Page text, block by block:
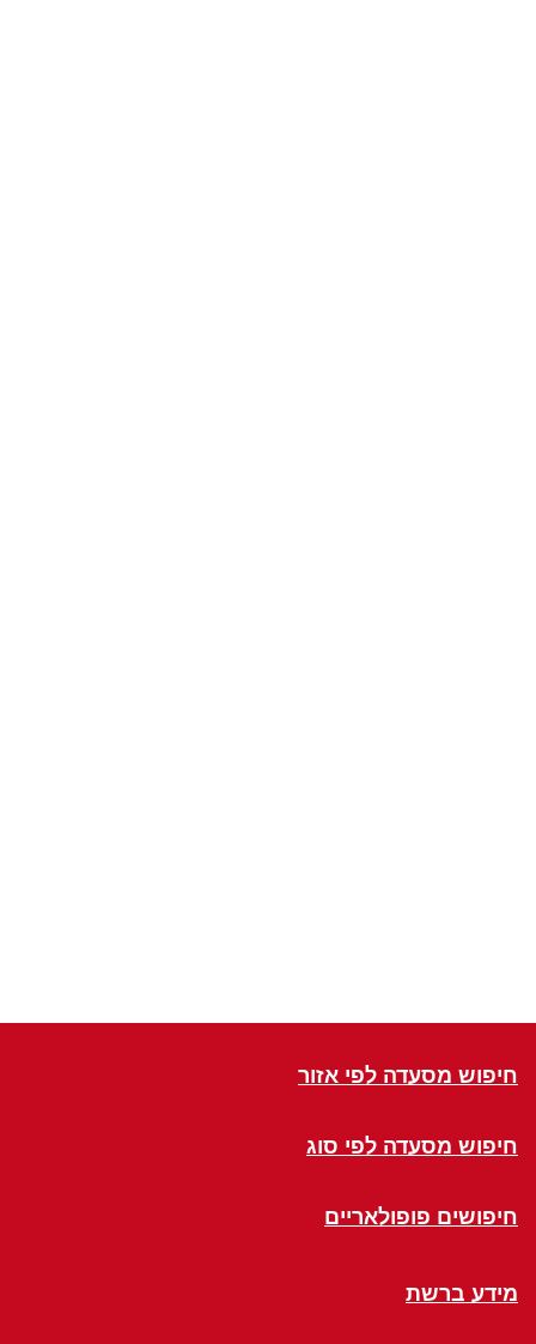
חיפוש מסעדה לפי אזור
חיפוש מסעדה לפי סוג
חיפושים פופולאריים
מידע ברשת